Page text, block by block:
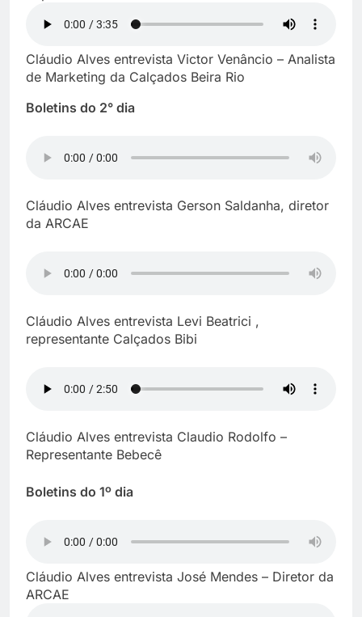
Cláudio Alves entrevista Victor Venâncio – Analista
de Marketing da Calçados Beira Rio
Boletins do 2° dia
Cláudio Alves entrevista Gerson Saldanha, diretor
da ARCAE
Cláudio Alves entrevista Levi Beatrici ,
representante Calçados Bibi
Cláudio Alves entrevista Claudio Rodolfo –
Representante Bebecê
Boletins do 1º dia
Cláudio Alves entrevista José Mendes – Diretor da
ARCAE